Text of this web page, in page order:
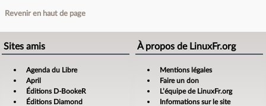
Revenir en haut de page
Sites amis
Agenda du Libre
April
Éditions D-BookeR
Éditions Diamond
À propos de LinuxFr.org
Mentions légales
Faire un don
L’équipe de LinuxFr.org
Informations sur le site